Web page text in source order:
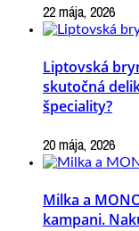
22 mája, 2026
Liptovská
skutočná
špeciality?
20 mája, 2026
Milka a
kampani.